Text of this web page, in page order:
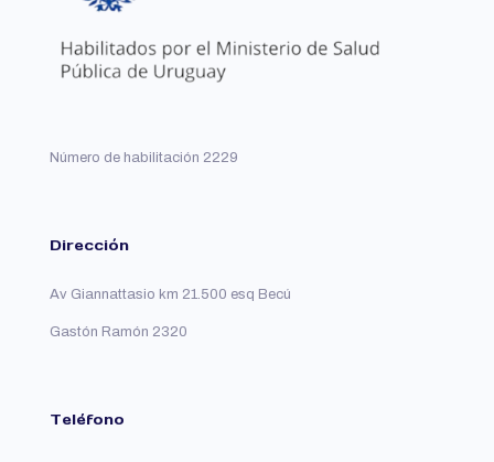
producto
producto
Número de habilitación 2229
Dirección
Av Giannattasio km 21.500 esq Becú
Gastón Ramón 2320
Teléfono